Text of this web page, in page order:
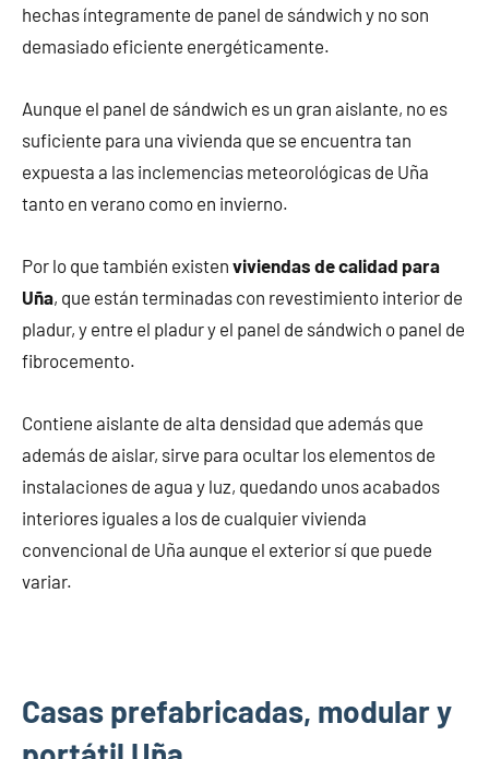
hechas íntegramente de panel de sándwich y no son
demasiado eficiente energéticamente.
Aunque el panel de sándwich es un gran aislante, no es
suficiente para una vivienda que se encuentra tan
expuesta a las inclemencias meteorológicas de Uña
tanto en verano como en invierno.
Por lo que también existen viviendas de calidad para
Uña, que están terminadas con revestimiento interior de
pladur, y entre el pladur y el panel de sándwich o panel de
fibrocemento.
Contiene aislante de alta densidad que además que
además de aislar, sirve para ocultar los elementos de
instalaciones de agua y luz, quedando unos acabados
interiores iguales a los de cualquier vivienda
convencional de Uña aunque el exterior sí que puede
variar.
Casas prefabricadas, modular y